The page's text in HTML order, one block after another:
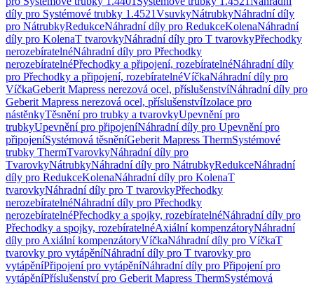
díly pro Systémové trubky 1.4521VsuvkyNátrubkyNáhradní díly
pro NátrubkyRedukceNáhradní díly pro RedukceKolenaNáhradní
díly pro KolenaT tvarovkyNáhradní díly pro T tvarovkyPřechodky
nerozebíratelnéNáhradní díly pro Přechodky
nerozebíratelnéPřechodky a připojení, rozebíratelnéNáhradní díly
pro Přechodky a připojení, rozebíratelnéVíčkaNáhradní díly pro
VíčkaGeberit Mapress nerezová ocel, příslušenstvíNáhradní díly pro
Geberit Mapress nerezová ocel, příslušenstvíIzolace pro
nástěnkyTěsnění pro trubky a tvarovkyUpevnění pro
trubkyUpevnění pro připojeníNáhradní díly pro Upevnění pro
připojeníSystémová těsněníGeberit Mapress ThermSystémové
trubky ThermTvarovkyNáhradní díly pro
TvarovkyNátrubkyNáhradní díly pro NátrubkyRedukceNáhradní
díly pro RedukceKolenaNáhradní díly pro KolenaT
tvarovkyNáhradní díly pro T tvarovkyPřechodky
nerozebíratelnéNáhradní díly pro Přechodky
nerozebíratelnéPřechodky a spojky, rozebíratelnéNáhradní díly pro
Přechodky a spojky, rozebíratelnéAxiální kompenzátoryNáhradní
díly pro Axiální kompenzátoryVíčkaNáhradní díly pro VíčkaT
tvarovky pro vytápěníNáhradní díly pro T tvarovky pro
vytápěníPřipojení pro vytápěníNáhradní díly pro Připojení pro
vytápěníPříslušenství pro Geberit Mapress ThermSystémová